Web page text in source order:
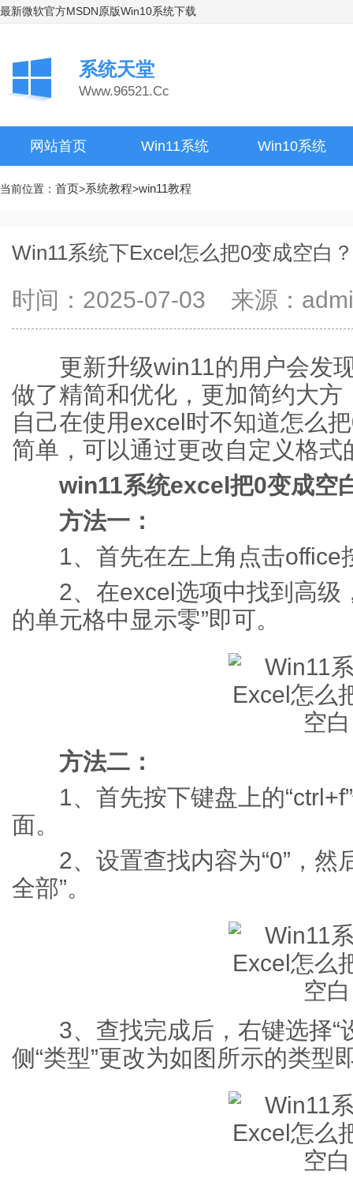
最新微软官方MSDN原版Win10系统下载
系统天堂
Www.96521.Cc
网站首页 Win11系统 Win10系统
当前位置： 首页>系统教程>win11教程
Win11系统下Excel怎么把0变成空白
时间：2025-07-03 来源：
更新升级win11的用户会发现
做了精简和优化，更加简约大
自己在使用excel时不知道怎么
简单，可以通过更改自定义格式
win11系统excel把0变成空
方法一：
1、首先在左上角点击office
2、在excel选项中找到高级
的单元格中显示零”即可。
方法二：
1、首先按下键盘上的
面。
2、设置查找内容为“0”，然
全部”。
3、查找完成后，右键选择“
侧“类型”更改为如图所示的类型